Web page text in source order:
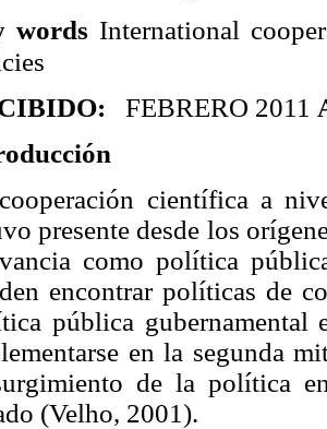
words International
FEBRERO 2011
científica a
presente desde los
como política
encontrar políticas de
pública gubernamental
en la segunda
de la política
(Velho, 2001).